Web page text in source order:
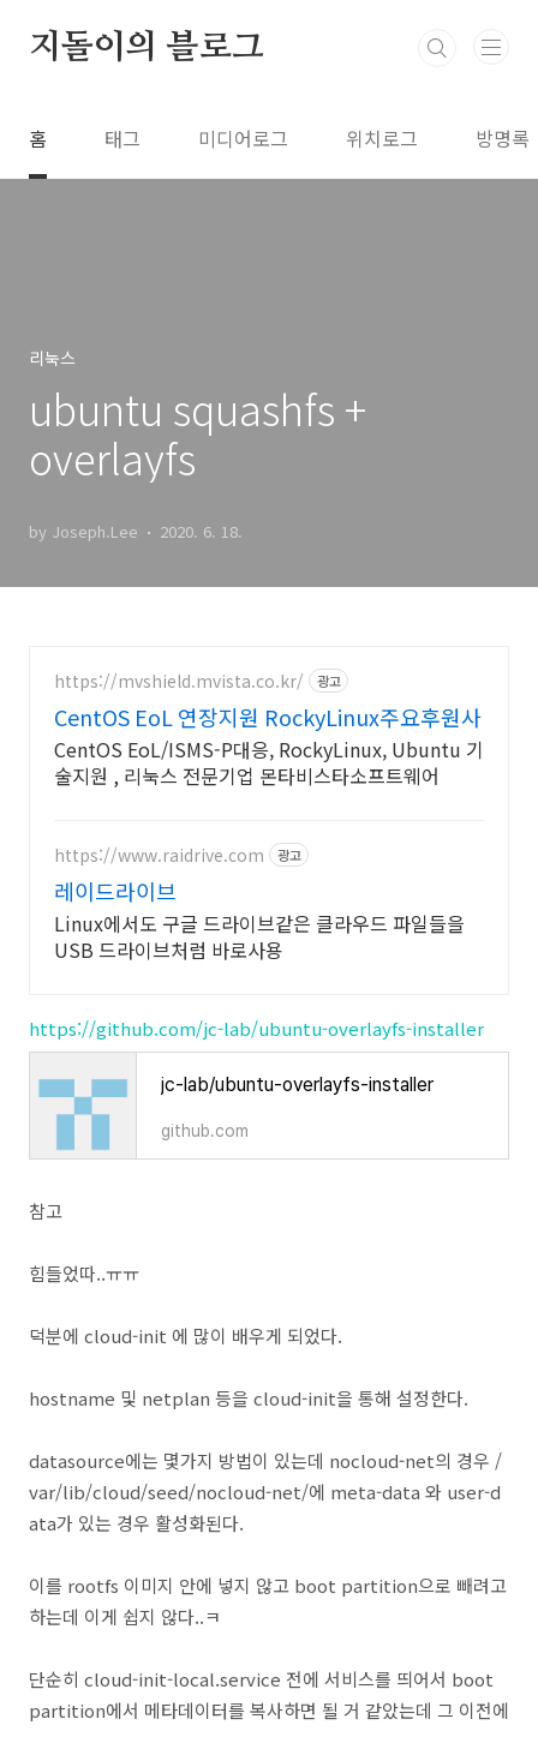
지돌이의 블로그
홈 태그 미디어로그 위치로그 방명록
리눅스
ubuntu squashfs +
overlayfs
by Joseph.Lee 2020. 6. 18.
https://mvshield.mvista.co.kr/ 광고
CentOS EoL 연장지원 RockyLinux주요후원사
CentOS EoL/ISMS-P대응, RockyLinux, Ubuntu 기
술지원 , 리눅스 전문기업 몬타비스타소프트웨어
https://www.raidrive.com 광고
레이드라이브
Linux에서도 구글 드라이브같은 클라우드 파일들을
USB 드라이브처럼 바로사용
https://github.com/jc-lab/ubuntu-overlayfs-installer
jc-lab/ubuntu-overlayfs-installer
github.com
참고
힘들었따..ㅠㅠ
덕분에 cloud-init 에 많이 배우게 되었다.
hostname 및 netplan 등을 cloud-init을 통해 설정한다.
datasource에는 몇가지 방법이 있는데 nocloud-net의 경우 /
var/lib/cloud/seed/nocloud-net/에 meta-data 와 user-d
ata가 있는 경우 활성화된다.
이를 rootfs 이미지 안에 넣지 않고 boot partition으로 빼려고
하는데 이게 쉽지 않다..ㅋ
단순히 cloud-init-local.service 전에 서비스를 띄어서 boot
partition에서 메타데이터를 복사하면 될 거 같았는데 그 이전에